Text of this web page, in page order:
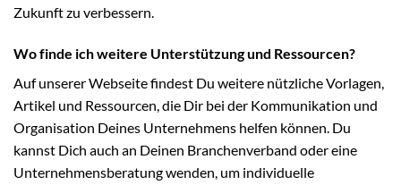
Zukunft zu verbessern.
Wo finde ich weitere Unterstützung und Ressourcen?
Auf unserer Webseite findest Du weitere nützliche Vorlagen,
Artikel und Ressourcen, die Dir bei der Kommunikation und
Organisation Deines Unternehmens helfen können. Du
kannst Dich auch an Deinen Branchenverband oder eine
Unternehmensberatung wenden, um individuelle